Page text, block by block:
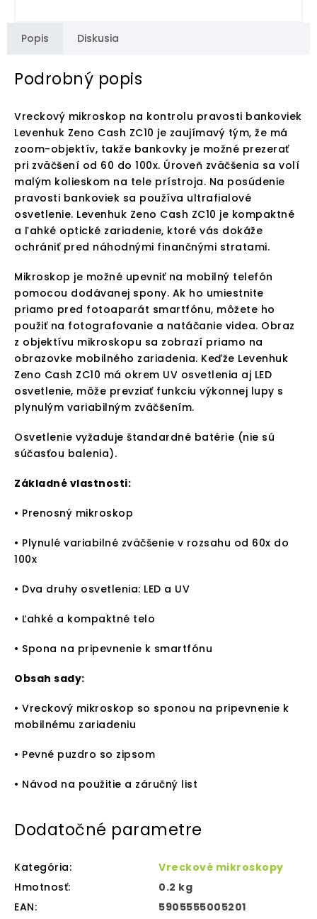
Popis Diskusia
Podrobný popis
Vreckový mikroskop na kontrolu pravosti bankoviek
Levenhuk Zeno Cash ZC10 je zaujímavý tým, že má
zoom-objektív, takže bankovky je možné prezerať
pri zväčšení od 60 do 100x. Úroveň zväčšenia sa volí
malým kolieskom na tele prístroja. Na posúdenie
pravosti bankoviek sa používa ultrafialové
osvetlenie. Levenhuk Zeno Cash ZC10 je kompaktné
a ľahké optické zariadenie, ktoré vás dokáže
ochrániť pred náhodnými finančnými stratami.
Mikroskop je možné upevniť na mobilný telefón
pomocou dodávanej spony. Ak ho umiestnite
priamo pred fotoaparát smartfónu, môžete ho
použiť na fotografovanie a natáčanie videa. Obraz
z objektívu mikroskopu sa zobrazí priamo na
obrazovke mobilného zariadenia. Keďže Levenhuk
Zeno Cash ZC10 má okrem UV osvetlenia aj LED
osvetlenie, môže prevziať funkciu výkonnej lupy s
plynulým variabilným zväčšením.
Osvetlenie vyžaduje štandardné batérie (nie sú
súčasťou balenia).
Základné vlastnosti:
• Prenosný mikroskop
• Plynulé variabilné zväčšenie v rozsahu od 60x do
100x
• Dva druhy osvetlenia: LED a UV
• Ľahké a kompaktné telo
• Spona na pripevnenie k smartfónu
Obsah sady:
• Vreckový mikroskop so sponou na pripevnenie k
mobilnému zariadeniu
• Pevné puzdro so zipsom
• Návod na použitie a záručný list
Dodatočné parametre
Kategória:
Vreckové mikroskopy
Hmotnosť:
0.2 kg
EAN: 5905555005201